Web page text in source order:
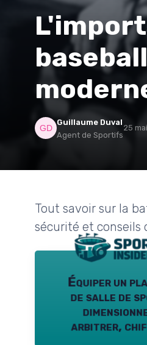
Guillaume Duval
Agent de Sportifs
25
Tout savoir sur la
sécurité et conseils
Équiper un
de salle de
arbitrer,